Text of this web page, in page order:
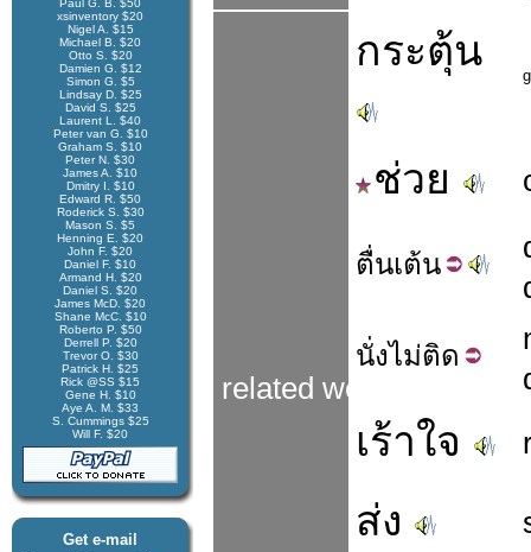
Paul G. B. $50
xsinventory $20
Nigel A. $15
Michael B. $20
Otto S. $20
Damien G. $12
Simon G. $5
Lindsay D. $25
David S. $25
Laurent L. $40
Peter van G. $10
Graham S. $10
Peter N. $30
James A. $10
Dmitry I. $10
Edward R. $50
Roderick S. $30
Mason S. $5
Henning E. $20
John F. $20
Daniel F. $10
Armand H. $20
Daniel S. $20
James McD. $20
Shane McC. $10
Roberto P. $50
Derrell P. $20
Trevor O. $30
Patrick H. $25
Rick @SS $15
Gene H. $10
Aye A. M. $33
S. Cummings $25
Will F. $20
Get e-mail
related words
กระตุ้น
ช่วย
ตื่นเต้น
นั่งไม่ติด
เร้าใจ
ส่ง